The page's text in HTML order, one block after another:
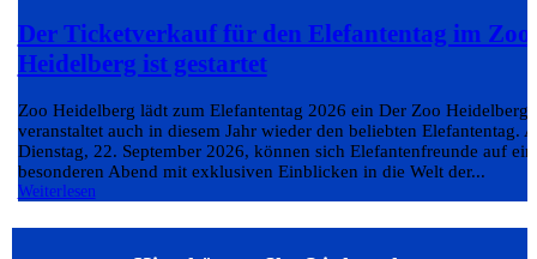
Der Ticketverkauf für den Elefantentag im Zoo
Heidelberg ist gestartet
Zoo Heidelberg lädt zum Elefantentag 2026 ein Der Zoo Heidelberg
veranstaltet auch in diesem Jahr wieder den beliebten Elefantentag.
Dienstag, 22. September 2026, können sich Elefantenfreunde auf
besonderen Abend mit exklusiven Einblicken in die Welt der...
Weiterlesen